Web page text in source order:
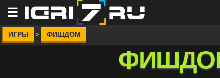
☰
ИГРЫ » ФИШДОМ